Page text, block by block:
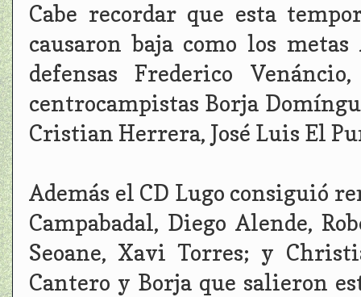
Cabe recordar que esta
causaron baja como los
defensas Frederico
centrocampistas Borja
Cristian Herrera, José Luis El
Además el CD Lugo consiguió
Campabadal, Diego Alende,
Seoane, Xavi Torres; y
Cantero y Borja que salieron